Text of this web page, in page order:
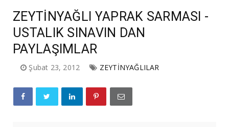
ZEYTİNYAĞLI YAPRAK SARMASI -
USTALIK SINAVIN DAN
PAYLAŞIMLAR
Şubat 23, 2012 ZEYTİNYAĞLILAR